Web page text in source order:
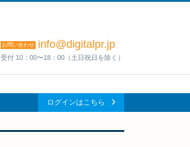
お問い合わせ info@digitalpr.jp
受付 10：00〜18：00（土日祝日を除く）
ログインはこちら